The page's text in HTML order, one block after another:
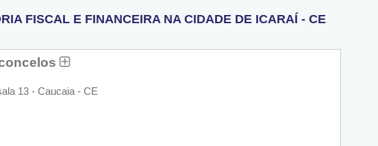
FISCAL E FINANCEIRA NA CIDADE DE ICARAÍ - CE
13 - Caucaia - CE